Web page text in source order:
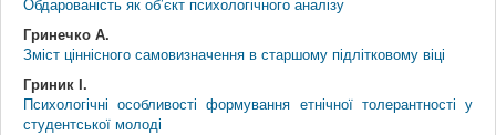
Гринечко А.
Зміст ціннісного самовизначення в старшому підлітковому віці
Гриник І.
Психологічні особливості формування етнічної толерантності у
студентської молоді